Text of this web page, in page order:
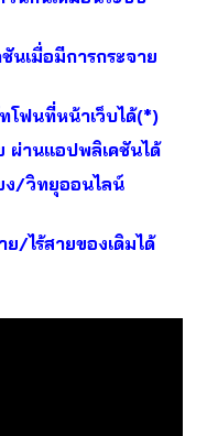
นเมื่อมีการกระจาย
โฟนที่หน้าเว็บได้(*)
ผ่านแอปพลิเคชันได้
ง/วิทยุออนไลน์
/ไร้สายของเดิมได้